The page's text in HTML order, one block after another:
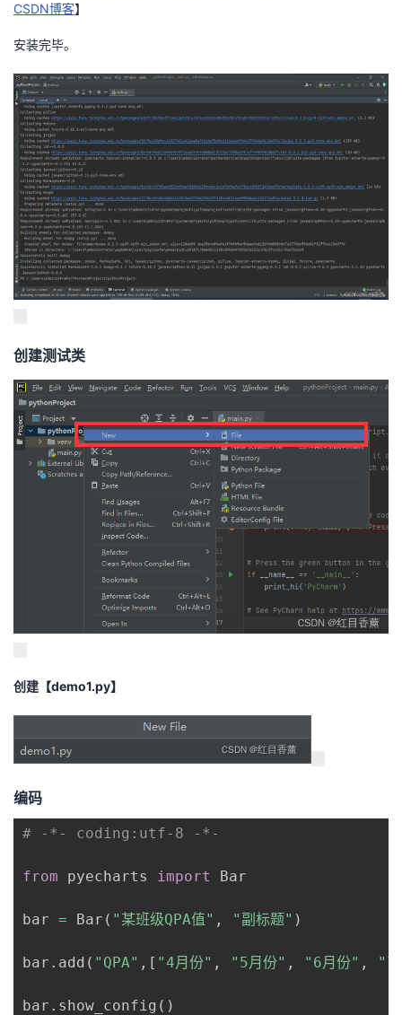
CSDN博客】
安装完毕。
创建测试类
创建【demo1.py】
编码
# -*- coding:utf-8 -*-
from pyecharts import Bar
bar = Bar ( "某班级QPA值" , "副标题" )
bar . add ( "QPA" , [ "4月份" , "5月份" , "6月份" , "7
bar . show_config ( )